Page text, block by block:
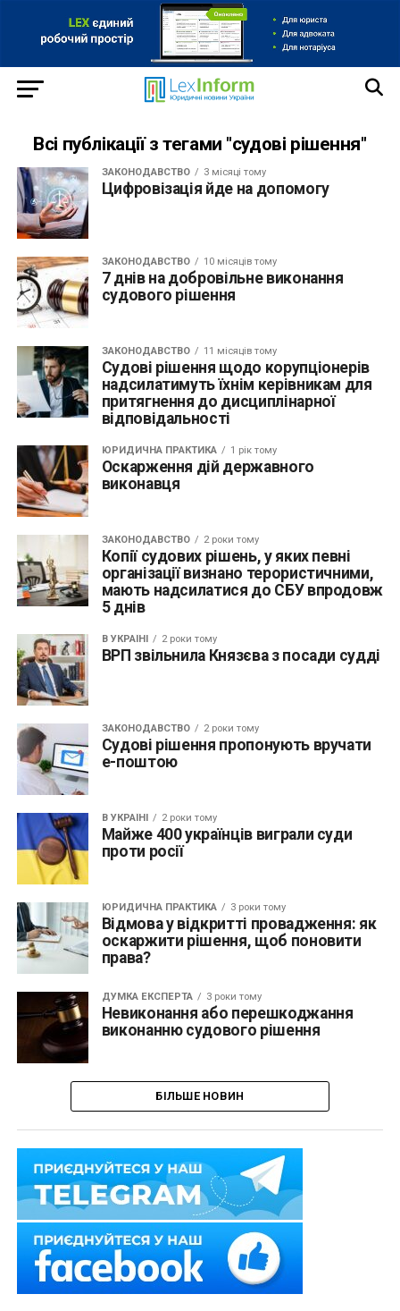
Всі публікації з тегами "судові рішення"
ЗАКОНОДАВСТВО 3 місяці тому
Цифровізація йде на допомогу
ЗАКОНОДАВСТВО 10 місяців тому
7 днів на добровільне виконання
судового рішення
ЗАКОНОДАВСТВО 11 місяців тому
Судові рішення щодо корупціонерів
надсилатимуть їхнім керівникам для
притягнення до дисциплінарної
відповідальності
ЮРИДИЧНА ПРАКТИКА 1 рік тому
Оскарження дій державного
виконавця
ЗАКОНОДАВСТВО 2 роки тому
Копії судових рішень, у яких певні
організації визнано терористичними,
мають надсилатися до СБУ впродовж
5 днів
В УКРАЇНІ 2 роки тому
ВРП звільнила Князєва з посади судді
ЗАКОНОДАВСТВО 2 роки тому
Судові рішення пропонують вручати
е-поштою
В УКРАЇНІ 2 роки тому
Майже 400 українців виграли суди
проти росії
ЮРИДИЧНА ПРАКТИКА 3 роки тому
Відмова у відкритті провадження: як
оскаржити рішення, щоб поновити
права?
ДУМКА ЕКСПЕРТА 3 роки тому
Невиконання або перешкоджання
виконанню судового рішення
БІЛЬШЕ НОВИН